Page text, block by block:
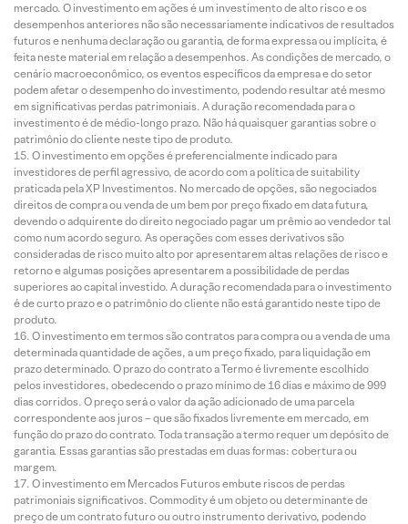
mercado. O investimento em ações é um investimento de alto risco e os
desempenhos anteriores não são necessariamente indicativos de resultados
futuros e nenhuma declaração ou garantia, de forma expressa ou implícita, é
feita neste material em relação a desempenhos. As condições de mercado, o
cenário macroeconômico, os eventos específicos da empresa e do setor
podem afetar o desempenho do investimento, podendo resultar até mesmo
em significativas perdas patrimoniais. A duração recomendada para o
investimento é de médio-longo prazo. Não há quaisquer garantias sobre o
patrimônio do cliente neste tipo de produto.
O investimento em opções é preferencialmente indicado para
investidores de perfil agressivo, de acordo com a política de suitability
praticada pela XP Investimentos. No mercado de opções, são negociados
direitos de compra ou venda de um bem por preço fixado em data futura,
devendo o adquirente do direito negociado pagar um prêmio ao vendedor tal
como num acordo seguro. As operações com esses derivativos são
consideradas de risco muito alto por apresentarem altas relações de risco e
retorno e algumas posições apresentarem a possibilidade de perdas
superiores ao capital investido. A duração recomendada para o investimento
é de curto prazo e o patrimônio do cliente não está garantido neste tipo de
produto.
O investimento em termos são contratos para compra ou a venda de uma
determinada quantidade de ações, a um preço fixado, para liquidação em
prazo determinado. O prazo do contrato a Termo é livremente escolhido
pelos investidores, obedecendo o prazo mínimo de 16 dias e máximo de 999
dias corridos. O preço será o valor da ação adicionado de uma parcela
correspondente aos juros – que são fixados livremente em mercado, em
função do prazo do contrato. Toda transação a termo requer um depósito de
garantia. Essas garantias são prestadas em duas formas: cobertura ou
margem.
O investimento em Mercados Futuros embute riscos de perdas
patrimoniais significativos. Commodity é um objeto ou determinante de
preço de um contrato futuro ou outro instrumento derivativo, podendo